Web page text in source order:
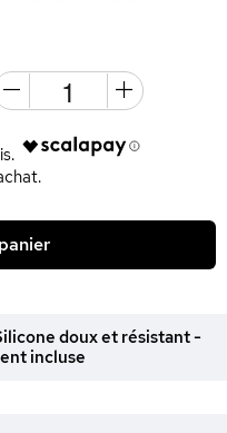
doux et résistant -
incluse